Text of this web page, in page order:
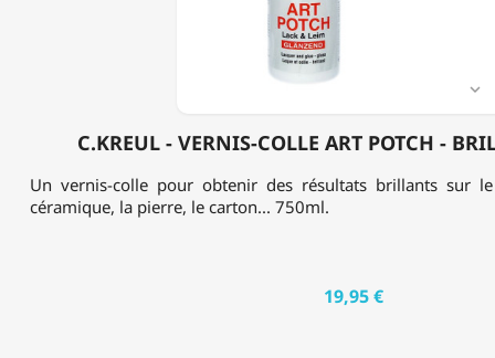
C.KREUL - VERNIS-COLLE ART POTCH -

Un vernis-colle pour obtenir des résultats brillants sur
céramique, la pierre, le carton... 750ml.
19,95 €